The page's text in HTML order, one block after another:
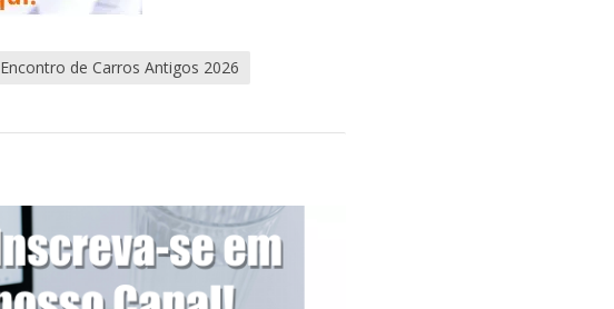
Encontro de Carros Antigos 2026